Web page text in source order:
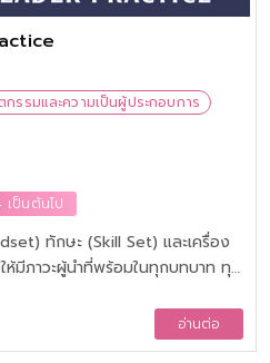
รรมและความเป็นผู้ประกอบการ
ป็นต้นไป
ทักษะ (Skill Set) และเครื่อง
มีภาวะผู้นำที่พร้อมในทุกบทบาท ทุก
ยนพร้อมทำสิ่งต่างๆ เพื่อผู้อื่นได้
ะผู้นำเป็นการพัฒนาและเสริมสร้าง
อ่านต่อ